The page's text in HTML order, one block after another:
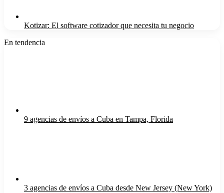
Kotizar: El software cotizador que necesita tu negocio
En tendencia
9 agencias de envíos a Cuba en Tampa, Florida
3 agencias de envíos a Cuba desde New Jersey (New York)